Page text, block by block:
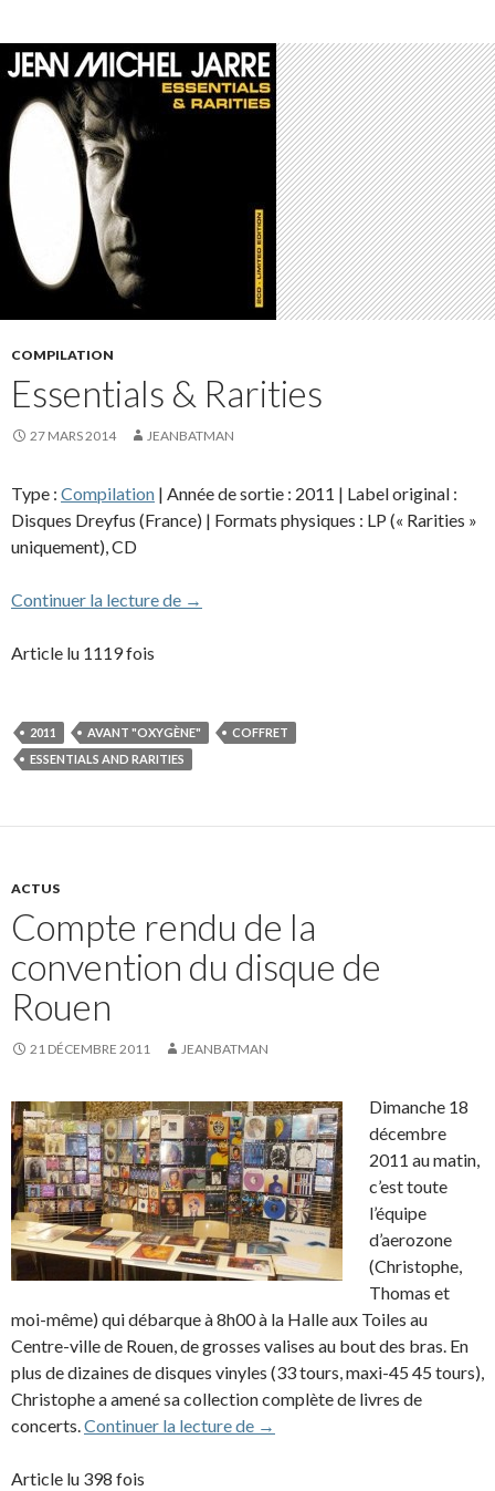
COMPILATION
Essentials & Rarities
27 MARS 2014 JEANBATMAN
Type : Compilation | Année de sortie : 2011 | Label original :
Disques Dreyfus (France) | Formats physiques : LP (« Rarities »
uniquement), CD
Continuer la lecture de Essentials & Rarities
→
Article lu 1119 fois
2011 AVANT "OXYGÈNE"
COFFRET
ESSENTIALS AND RARITIES
ACTUS
Compte rendu de la
convention du disque de
Rouen
21 DÉCEMBRE 2011 JEANBATMAN
Dimanche 18
décembre
2011 au matin,
c’est toute
l’équipe
d’aerozone
(Christophe,
Thomas et
moi-même) qui débarque à 8h00 à la Halle aux Toiles au
Centre-ville de Rouen, de grosses valises au bout des bras. En
plus de dizaines de disques vinyles (33 tours, maxi-45 45 tours),
Christophe a amené sa collection complète de livres de
concerts.Continuer la lecture de Compte rendu de la convention
→
Article lu 398 fois